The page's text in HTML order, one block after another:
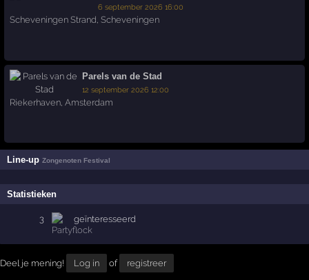
6 september 2026 16:00
Scheveningen Strand,Scheveningen
Parels van de Stad
12 september 2026 12:00
Riekerhaven ,Amsterdam
Line-upZongenoten Festival
Statistieken
3 geïnteresseerd
Deel je mening! Log in of registreer